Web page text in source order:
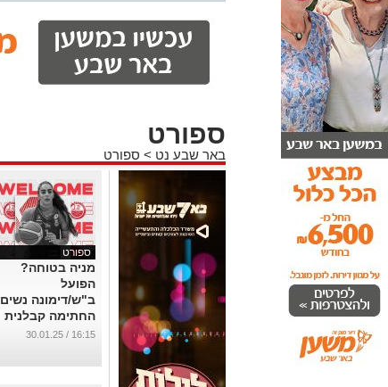
ספורט
באר שבע נט > ספורט
ספורט
מניה בטוחה?
הפועל
ב"ש/דימונה נשים
החתימה קבלנית
עליות מנוסה
16:15 / 30.01.25